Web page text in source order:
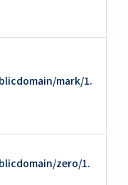
mark/1.
zero/1.